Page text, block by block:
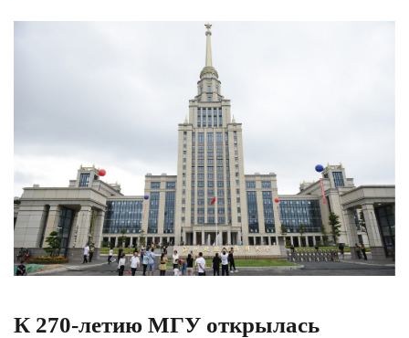
К 270-летию МГУ открылась